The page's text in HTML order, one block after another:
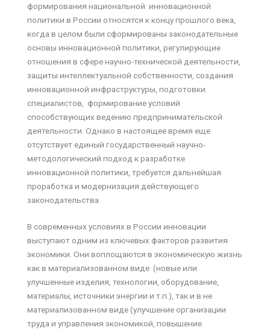
формирования национальной инновационной
политики в России относятся к концу прошлого века,
когда в целом были сформированы законодательные
основы инновационной политики, регулирующие
отношения в сфере научно-технической деятельности,
защиты интеллектуальной собственности, создания
инновационной инфраструктуры, подготовки
специалистов, формирование условий
способствующих ведению предпринимательской
деятельности. Однако в настоящее время еще
отсутствует единый государственный научно-
методологический подход к разработке
инновационной политики, требуется дальнейшая
проработка и модернизация действующего
законодательства.
В современных условиях в России инновации
выступают одним из ключевых факторов развития
экономики. Они воплощаются в экономическую жизнь
как в материализованном виде (новые или
улучшенные изделия, технологии, оборудование,
материалы, источники энергии и т.п.), так и в не
материализованном виде (улучшение организации
труда и управления экономикой, повышение